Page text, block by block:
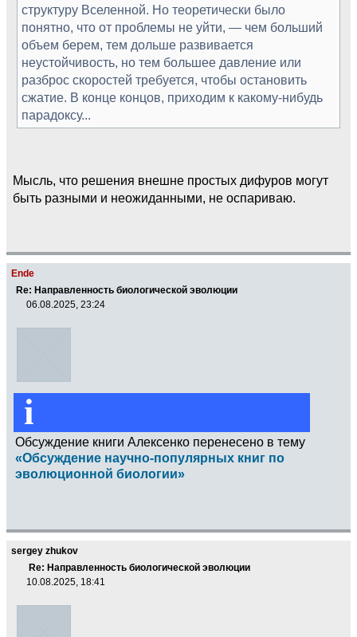
структуру Вселенной. Но теоретически было
понятно, что от проблемы не уйти, — чем больший
объем берем, тем дольше развивается
неустойчивость, но тем большее давление или
разброс скоростей требуется, чтобы остановить
сжатие. В конце концов, приходим к какому-нибудь
парадоксу...
Мысль, что решения внешне простых дифуров могут
быть разными и неожиданными, не оспариваю.
Ende
Re: Направленность биологической эволюции
06.08.2025, 23:24
i
Обсуждение книги Алексенко перенесено в тему
«Обсуждение научно-популярных книг по
эволюционной биологии»
sergey zhukov
Re: Направленность биологической эволюции
10.08.2025, 18:41